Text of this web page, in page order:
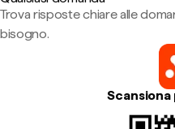
Trova risposte chiare alle
bisogno.